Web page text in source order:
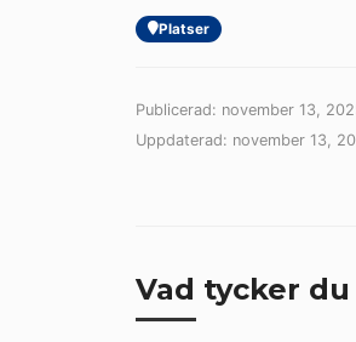
Platser
Publicerad: november 13,
Uppdaterad: november 13,
Vad tycker